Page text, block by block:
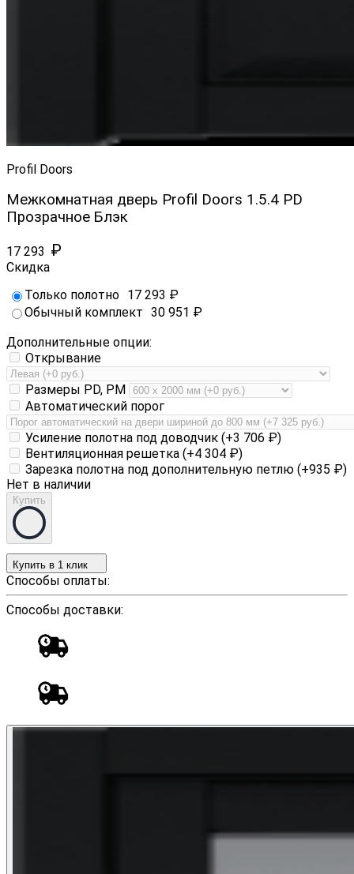
Profil Doors
Межкомнатная дверь Profil Doors 1.5.4 PD
Прозрачное Блэк
17 293 ₽
Скидка
Только полотно 17 293 ₽
Обычный комплект 30 951 ₽
Дополнительные опции:
Открывание
Размеры PD, PM
Автоматический порог
Усиление полотна под доводчик (+3 706 ₽)
Вентиляционная решетка (+4 304 ₽)
Зарезка полотна под дополнительную петлю (+935 ₽)
Нет в наличии
Купить
Купить в 1 клик
Способы оплаты:
Способы доставки: